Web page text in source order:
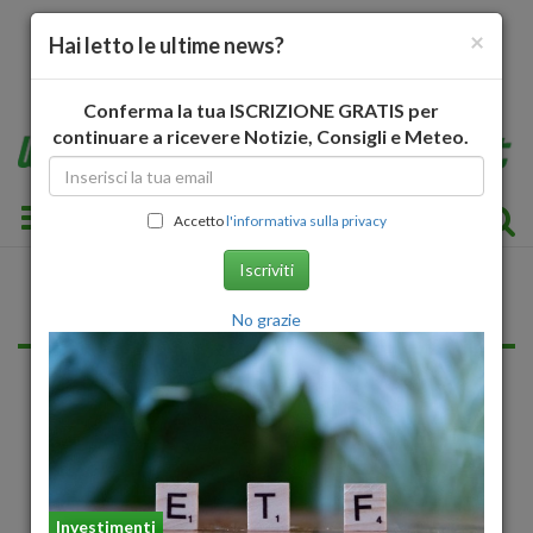
Toggle navigation
Privacy e Cookies
Preferenze selezionate per i cookie
Alcune fotografie potrebbero essere prese dalla rete
considerandole di dominio pubblico. I legittimi proprietari,
contrari alla pubblicazione, possono contattare la
Redazione.
×
Hai letto le ultime news?
Conferma la tua ISCRIZIONE GRATIS per
continuare a ricevere Notizie, Consigli e Meteo.
Accettol'informativa sulla privacy
Iscriviti
No grazie
Investimenti